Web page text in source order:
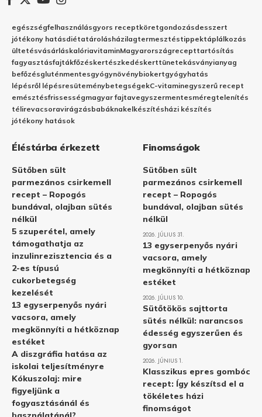
egészségfelhasználásgyors receptköretgondozásdesszert
jótékony hatásdiétatárolásházilagtermesztéstippektáplálkozás
ültetésvásárláskalóriavitaminMagyarországrecepttartósítás
fagyasztásfajtákfőzéskertészkedéskerttünetekásványianyag
befőzésgluténmentesgyógynövénybiokertgyógyhatás
lépésről lépésresüteménybetegségekC-vitaminegyszerű recept
emésztésfrissességmagyar fajtavegyszermentesméregtelenítés
télirevacsoravirágzásbabáknakelkészítésházi készítés
jótékony hatások
Éléstárba érkezett
Sütőben sült
parmezános csirkemell
recept – Ropogós
bundával, olajban sütés
nélkül
5 szuperétel, amely
támogathatja az
inzulinrezisztencia és a
2-es típusú
cukorbetegség
kezelését
13 egyserpenyős nyári
vacsora, amely
megkönnyíti a hétköznap
estéket
A diszgráfia hatása az
iskolai teljesítményre
Kókuszolaj: mire
figyeljünk a
fogyasztásánál és
Finomságok
Sütőben sült
parmezános csirkemell
recept – Ropogós
bundával, olajban sütés
nélkül
2026. JÚLIUS 31.
13 egyserpenyős nyári
vacsora, amely
megkönnyíti a hétköznap
estéket
2026. JÚLIUS 10.
Sütőtökös sajttorta
sütés nélkül: narancsos
édesség egyszerűen és
gyorsan
2026. JÚNIUS 1.
Klasszikus epres gombóc
recept: Így készítsd el a
tökéletes házi
finomságot